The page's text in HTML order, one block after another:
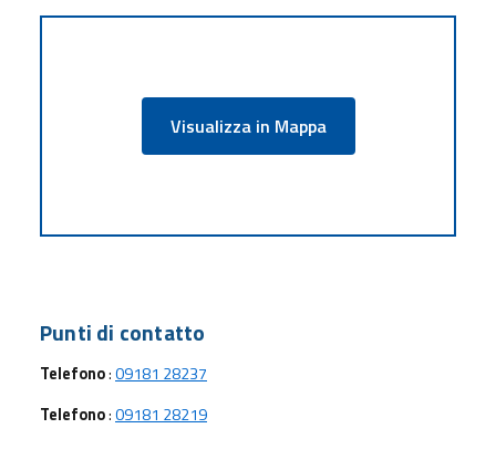
Visualizza in Mappa
Punti di contatto
Telefono:09181 28237
Telefono:09181 28219